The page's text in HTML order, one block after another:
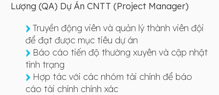
Lượng (QA) Dự Án CNTT (Project Manager)
Truyền động viên và quản lý thành viên đội
để đạt được mục tiêu dự án
Báo cáo tiến độ thường xuyên và cập nhật
tình trạng
Hợp tác với các nhóm tài chính để báo
cáo tài chính chính xác